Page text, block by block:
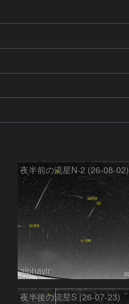
夜半前の流星N-2 (26-08-02)
alphavir
夜半後の流星S (26-07-23)